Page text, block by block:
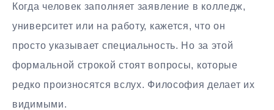
Когда человек заполняет заявление в колледж,
университет или на работу, кажется, что он
просто указывает специальность. Но за этой
формальной строкой стоят вопросы, которые
редко произносятся вслух. Философия делает их
видимыми.